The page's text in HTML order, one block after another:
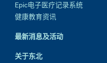
Epic电子医疗记录系统
健康教育资讯
最新消息及活动
关于东北